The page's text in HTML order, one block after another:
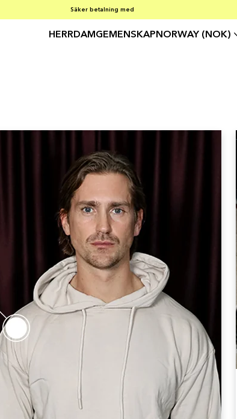
SOMMARREA – 30–50 % RABATT PÅ ALLT
FRI FRAKT PÅ KÖP ÖVER €100
Säker betalning med
HERRDAM GEMENSKAP NORWAY (NOK)